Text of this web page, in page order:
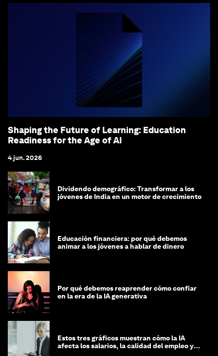
Shaping the Future of Learning: Education
Readiness for the Age of AI
4 jun. 2026
Dividendo demográfico: Transformar a los
jóvenes de India en un motor de crecimiento
Educación financiera: por qué debemos
animar a los jóvenes a hablar de dinero
Por qué debemos reaprender cómo confiar
en la era de la IA generativa
Estos tres gráficos muestran cómo la IA
afecta los salarios, la calidad del empleo y